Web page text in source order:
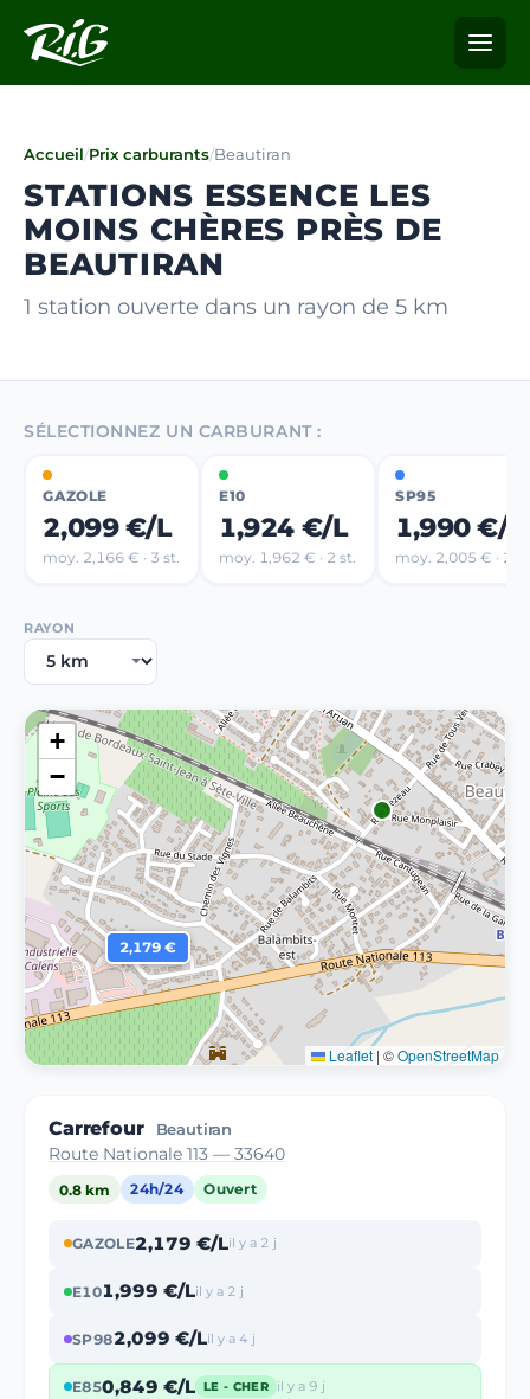
Accueil/Prix carburants/Beautiran
STATIONS ESSENCE LES
MOINS CHÈRES PRÈS DE
BEAUTIRAN
1 station ouverte dans un rayon de 5 km
SÉLECTIONNEZ UN CARBURANT :
GAZOLE
2,099 €/L
moy. 2,166 € · 3 st.
E10
1,924 €/L
moy. 1,962 € · 2 st.
SP95
1,990 €/L
moy. 2,005 € · 2
RAYON
2,179 €
+
−
Leaflet | ©OpenStreetMap
Carrefour Beautiran
Route Nationale 113 — 33640
0.8 km 24h/24 Ouvert
GAZOLE2,179 €/Lil y a 2 j
E101,999 €/Lil y a 2 j
SP982,099 €/Lil y a 4 j
E850,849 €/L LE - CHER il y a 9 j